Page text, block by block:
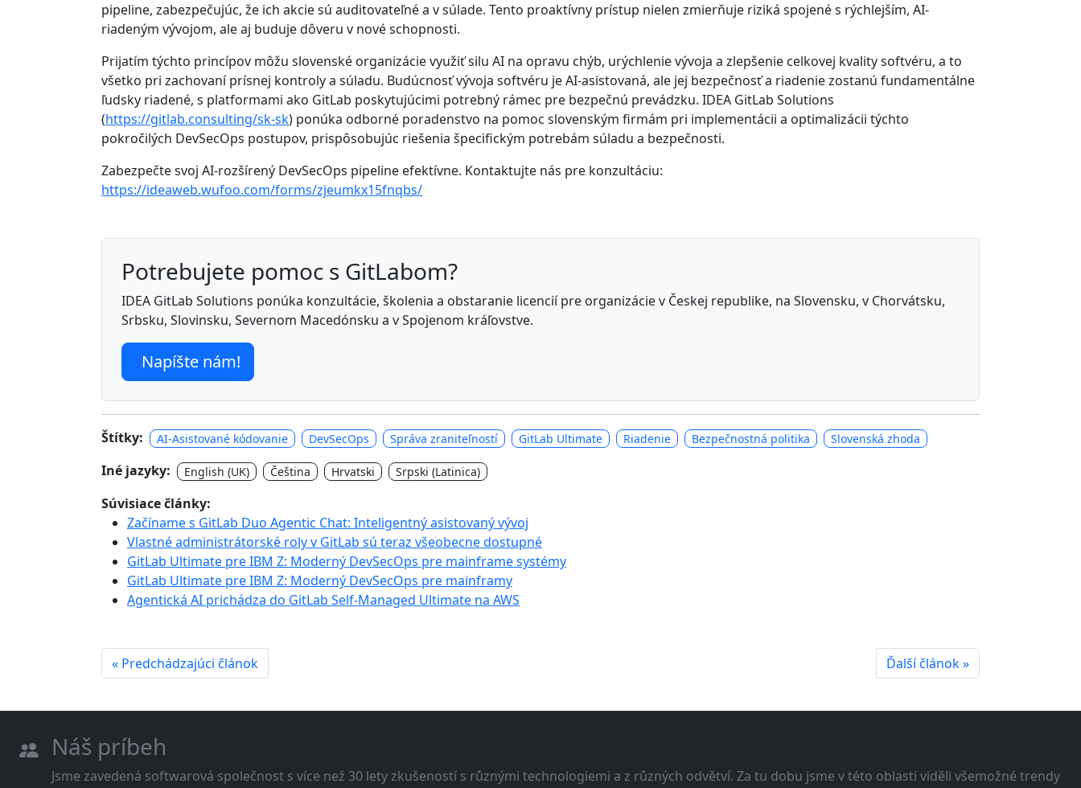
pipeline, zabezpečujúc, že ich akcie sú auditovateľné a v súlade. Tento proaktívny prístup nielen zmierňuje riziká spojené s rýchlejším, AI-
riadeným vývojom, ale aj buduje dôveru v nové schopnosti.
Prijatím týchto princípov môžu slovenské organizácie využiť silu AI na opravu chýb, urýchlenie vývoja a zlepšenie celkovej kvality softvéru, a to
všetko pri zachovaní prísnej kontroly a súladu. Budúcnosť vývoja softvéru je AI-asistovaná, ale jej bezpečnosť a riadenie zostanú fundamentálne
ľudsky riadené, s platformami ako GitLab poskytujúcimi potrebný rámec pre bezpečnú prevádzku. IDEA GitLab Solutions
(https://gitlab.consulting/sk-sk) ponúka odborné poradenstvo na pomoc slovenským firmám pri implementácii a optimalizácii týchto
pokročilých DevSecOps postupov, prispôsobujúc riešenia špecifickým potrebám súladu a bezpečnosti.
Zabezpečte svoj AI-rozšírený DevSecOps pipeline efektívne. Kontaktujte nás pre konzultáciu:
https://ideaweb.wufoo.com/forms/zjeumkx15fnqbs/
Potrebujete pomoc s GitLabom?
IDEA GitLab Solutions ponúka konzultácie, školenia a obstaranie licencií pre organizácie v Českej republike, na Slovensku, v Chorvátsku,
Srbsku, Slovinsku, Severnom Macedónsku a v Spojenom kráľovstve.
Napíšte nám!
Štítky: AI-Asistované kódovanie DevSecOps Správa zraniteľností GitLab Ultimate Riadenie Bezpečnostná politika Slovenská zhoda
Iné jazyky: English (UK) Čeština Hrvatski Srpski (Latinica)
Súvisiace články:
Začíname s GitLab Duo Agentic Chat: Inteligentný asistovaný vývoj
Vlastné administrátorské roly v GitLab sú teraz všeobecne dostupné
GitLab Ultimate pre IBM Z: Moderný DevSecOps pre mainframe systémy
GitLab Ultimate pre IBM Z: Moderný DevSecOps pre mainframy
Agentická AI prichádza do GitLab Self-Managed Ultimate na AWS
« Predchádzajúci článok Ďalší článok »
Náš príbeh
Jsme zavedená softwarová společnost s více než 30 lety zkušeností s různými technologiemi a z různých odvětví. Za tu dobu jsme v této oblasti viděli všemožné trendy